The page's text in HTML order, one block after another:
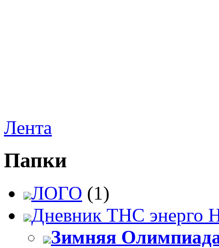
Лента
Папки
ЛОГО (1)
Дневник ТНС энерго
Зимняя